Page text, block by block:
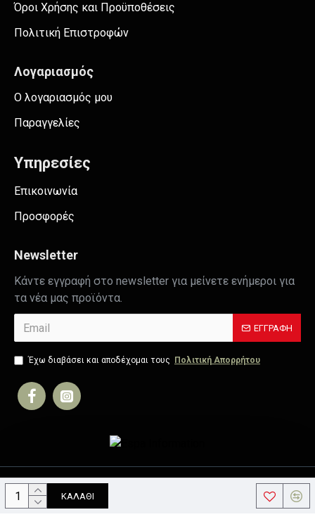
ΚΑΛΆΘΙ
Όροι Χρήσης και Προϋποθέσεις
Πολιτική Επιστροφών
Λογαριασμός
Ο λογαριασμός μου
Παραγγελίες
Υπηρεσίες
Επικοινωνία
Προσφορές
Newsletter
Κάντε εγγραφή στο newsletter για μείνετε ενήμεροι για
τα νέα μας προϊόντα.
ΕΓΓΡΑΦΉ
Έχω διαβάσει και αποδέχομαι τους Πολιτική Απορρήτου